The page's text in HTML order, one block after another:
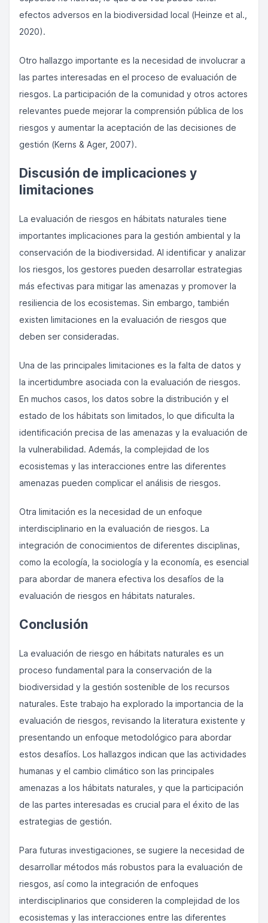
efectos adversos en la biodiversidad local (Heinze et al.,
2020).
Otro hallazgo importante es la necesidad de involucrar a
las partes interesadas en el proceso de evaluación de
riesgos. La participación de la comunidad y otros actores
relevantes puede mejorar la comprensión pública de los
riesgos y aumentar la aceptación de las decisiones de
gestión (Kerns & Ager, 2007).
Discusión de implicaciones y
limitaciones
La evaluación de riesgos en hábitats naturales tiene
importantes implicaciones para la gestión ambiental y la
conservación de la biodiversidad. Al identificar y analizar
los riesgos, los gestores pueden desarrollar estrategias
más efectivas para mitigar las amenazas y promover la
resiliencia de los ecosistemas. Sin embargo, también
existen limitaciones en la evaluación de riesgos que
deben ser consideradas.
Una de las principales limitaciones es la falta de datos y
la incertidumbre asociada con la evaluación de riesgos.
En muchos casos, los datos sobre la distribución y el
estado de los hábitats son limitados, lo que dificulta la
identificación precisa de las amenazas y la evaluación de
la vulnerabilidad. Además, la complejidad de los
ecosistemas y las interacciones entre las diferentes
amenazas pueden complicar el análisis de riesgos.
Otra limitación es la necesidad de un enfoque
interdisciplinario en la evaluación de riesgos. La
integración de conocimientos de diferentes disciplinas,
como la ecología, la sociología y la economía, es esencial
para abordar de manera efectiva los desafíos de la
evaluación de riesgos en hábitats naturales.
Conclusión
La evaluación de riesgo en hábitats naturales es un
proceso fundamental para la conservación de la
biodiversidad y la gestión sostenible de los recursos
naturales. Este trabajo ha explorado la importancia de la
evaluación de riesgos, revisando la literatura existente y
presentando un enfoque metodológico para abordar
estos desafíos. Los hallazgos indican que las actividades
humanas y el cambio climático son las principales
amenazas a los hábitats naturales, y que la participación
de las partes interesadas es crucial para el éxito de las
estrategias de gestión.
Para futuras investigaciones, se sugiere la necesidad de
desarrollar métodos más robustos para la evaluación de
riesgos, así como la integración de enfoques
interdisciplinarios que consideren la complejidad de los
ecosistemas y las interacciones entre las diferentes